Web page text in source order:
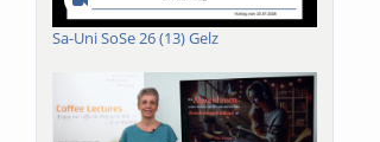
Sa-Uni SoSe 26 (13) Gelz